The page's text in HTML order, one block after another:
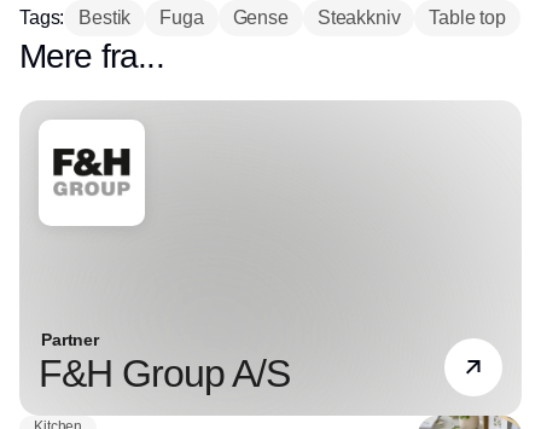
Tags: Bestik Fuga Gense Steakkniv Table top
Mere fra...
Partner
F&H Group A/S